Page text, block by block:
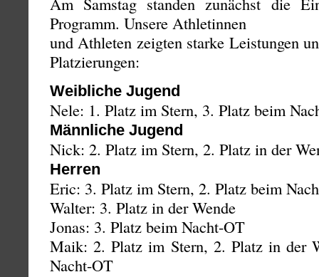
Programm. Unsere Athletinnen
und Athleten zeigten starke Leistungen
Platzierungen:
Weibliche Jugend
Nele: 1. Platz im Stern, 3. Platz beim
Männliche Jugend
Nick: 2. Platz im Stern, 2. Platz in der
Herren
Eric: 3. Platz im Stern, 2. Platz beim
Walter: 3. Platz in der Wende
Jonas: 3. Platz beim Nacht-OT
Maik: 2. Platz im Stern, 2. Platz in der
Nacht-OT